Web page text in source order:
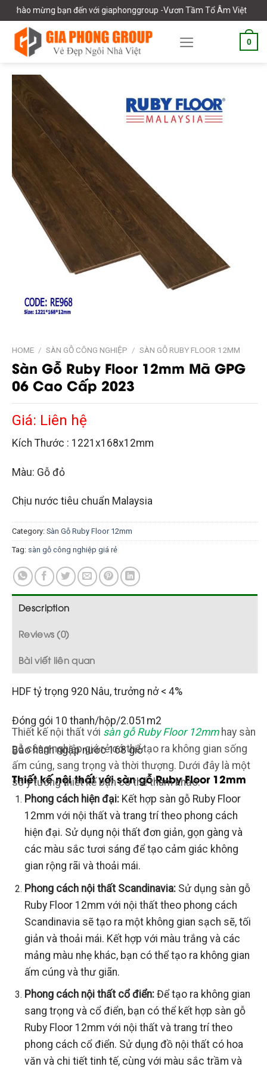
Skip
to
content
mừng bạn đến với giaphonggroup -Vươn Tầm Tổ Âm Việt
0
HOME / SÀN GỖ CÔNG NGHIỆP / SÀN GỖ RUBY FLOOR 12MM
Sàn Gỗ Ruby Floor 12mm Mã GPG
06 Cao Cấp 2023
Giá: Liên hệ
Kích Thước : 1221x168x12mm
Màu: Gỗ đỏ
Chịu nước tiêu chuẩn Malaysia
Category: Sàn Gỗ Ruby Floor 12mm
Tag: sàn gỗ công nghiệp giá rẻ
Description
Reviews (0)
Bài viết liên quan
HDF tỷ trọng 920 Nâu, trưởng nở < 4%
Đóng gói 10 thanh/hộp/2.051m2
Bảo hành ngập nước 168 giờ
Thiết kế nội thất với sàn gỗ Ruby Floor 12mm
Thiết kế nội thất với sàn gỗ Ruby Floor 12mmhay sàn
gỗ công nghiệp giá rẻ có thể tạo ra không gian sống
ấm cúng, sang trọng và thời thượng. Dưới đây là một
số ý tưởng thiết kế bạn có thể tham khảo:
Phong cách hiện đại:Kết hợp sàn gỗ Ruby Floor
12mm với nội thất và trang trí theo phong cách
hiện đại. Sử dụng nội thất đơn giản, gọn gàng và
các màu sắc tươi sáng để tạo cảm giác không
gian rộng rãi và thoải mái.
Phong cách nội thất Scandinavia:Sử dụng sàn gỗ
Ruby Floor 12mm với nội thất theo phong cách
Scandinavia sẽ tạo ra một không gian sạch sẽ, tối
giản và thoải mái. Kết hợp với màu trắng và các
mảng màu nhẹ khác, bạn có thể tạo ra không gian
ấm cúng và thư giãn.
Phong cách nội thất cổ điển:Để tạo ra không gian
sang trọng và cổ điển, bạn có thể kết hợp sàn gỗ
Ruby Floor 12mm với nội thất và trang trí theo
phong cách cổ điển. Sử dụng đồ nội thất có hoa
văn và chi tiết tinh tế, cùng với màu sắc trầm và